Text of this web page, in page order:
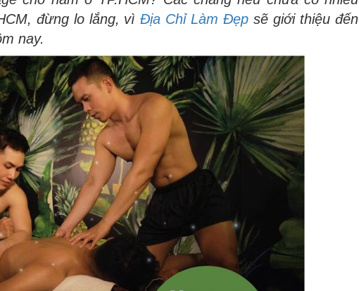
đừng lo lắng, vìĐịa Chỉ Làm Đẹp sẽ giới thiệu đến
nay.